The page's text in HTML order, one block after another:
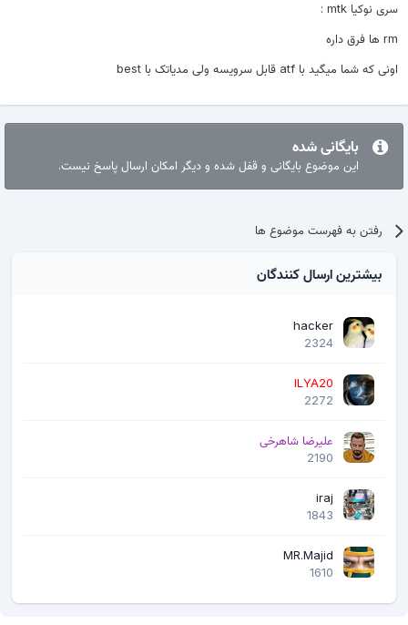
سری نوکیا mtk :
rm ها فرق داره
اونی که شما میگید با atf قابل سرویسه ولی مدیاتک با best
بایگانی شده
این موضوع بایگانی و قفل شده و دیگر امکان ارسال پاسخ نیست.
رفتن به فهرست موضوع ها
بیشترین ارسال کنندگان
hacker
2324
ILYA20
2272
علیرضا شاهرخی
2190
iraj
1843
MR.Majid
1610